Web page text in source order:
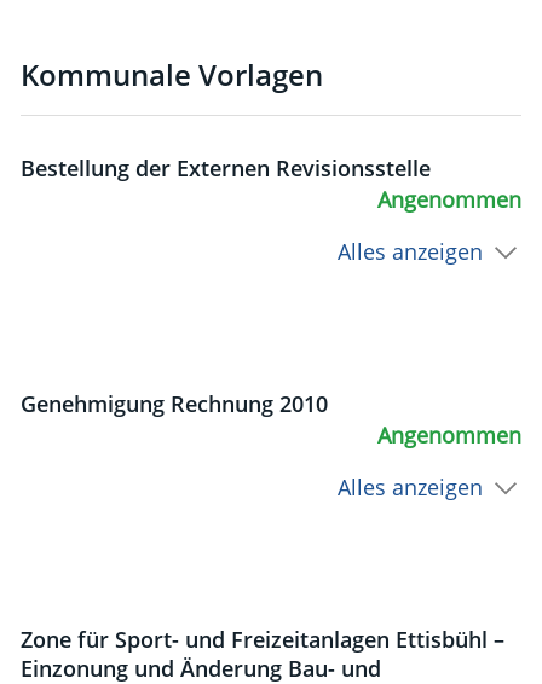
Kommunale Vorlagen
Bestellung der Externen Revisionsstelle
Angenommen
Alles anzeigen
Genehmigung Rechnung 2010
Angenommen
Alles anzeigen
Zone für Sport- und Freizeitanlagen Ettisbühl –
Einzonung und Änderung Bau- und